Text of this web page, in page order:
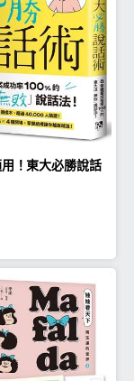
！東大必勝說話
敗」說話法！